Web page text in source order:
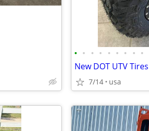
• • • • • • • • •
New DOT UTV
7/14 usa